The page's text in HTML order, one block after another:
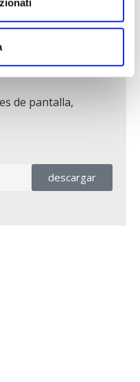
(para
de pantalla,
descargar